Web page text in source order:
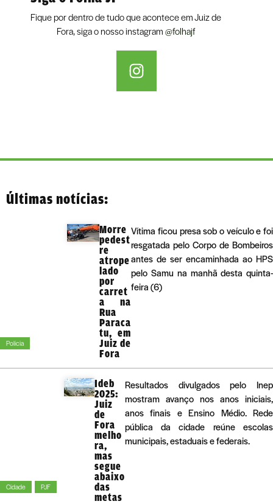
Fique por dentro de tudo que acontece em Juiz de
Fora, siga o nosso instagram@folhajf
Últimas notícias:
Polícia
Morre
pedest
re
atrope
lado
por
carret
a na
Rua
Paraca
tu, em
Juiz de
Fora
Vítima ficou presa sob o veículo e foi
resgatada pelo Corpo de Bombeiros
antes de ser encaminhada ao HPS
pelo Samu na manhã desta quinta-
feira (6)
Cidade PJF
Ideb
2025:
Juiz
de
Fora
melho
ra,
mas
segue
abaixo
das
metas
Resultados divulgados pelo Inep
mostram avanço nos anos iniciais,
anos finais e Ensino Médio. Rede
pública da cidade reúne escolas
municipais, estaduais e federais.